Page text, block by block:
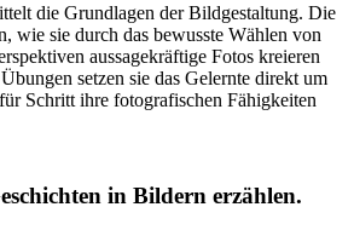
die Grundlagen der Bildgestaltung. Die
wie sie durch das bewusste Wählen von
aussagekräftige Fotos kreieren
setzen sie das Gelernte direkt um
Schritt ihre fotografischen Fähigkeiten
in Bildern erzählen.